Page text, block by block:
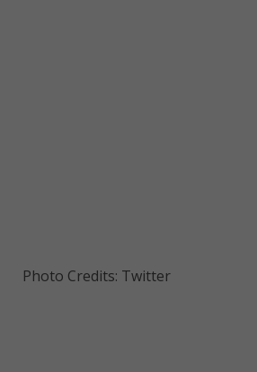
Photo Credits: Twitter